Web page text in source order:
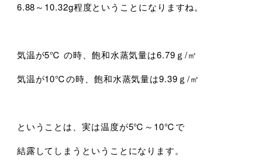
6.88～10.32g程度ということになりますね。
気温が5℃ の時、飽和水蒸気量は6.79ｇ/㎥
気温が10℃の時、飽和水蒸気量は9.39ｇ/㎥
ということは、実は温度が5℃～10℃で
結露してしまうということになります。